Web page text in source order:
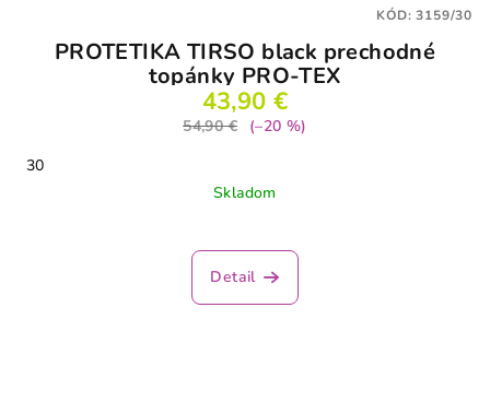
PROTETIKA TIRSO black prechodné
topánky PRO-TEX
43,90 €
54,90 €
(–20 %)
30
Skladom
Detail
KÓD:3159/30